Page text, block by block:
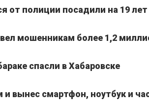
от полиции посадили на 19 лет
мошенникам более 1,2
спасли в Хабаровске
вынес смартфон, ноутбук и